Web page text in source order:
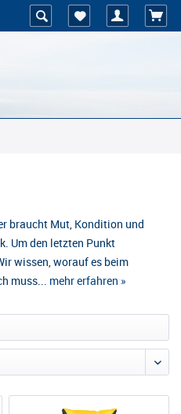
braucht Mut, Kondition und
Um den letzten Punkt
wissen, worauf es beim
muss... mehr erfahren »